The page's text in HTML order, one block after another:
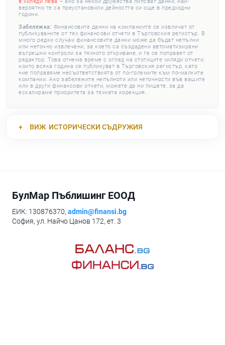
в хиляди лева – ако за някои дружества липсват данни, най-
вероятно те са преустановили дейността си още в предходни
години.
Забележка: Финансовите данни на компаниите се извличат от
публикуваните от тях финансови отчети в Търговския регистър. В
много редки случаи финансовите данни може да бъдат непълни
или неточно извлечени, за което са създадени автоматизирани
вътрешни контроли за тяхното откриване, и те се поправят от
редактор. Това отнема време с оглед на стотиците хиляди отчети,
които всяка година се публикуват в Търговския регистър, като
ние поправяме несъответствията от по-големите към по-малките
компании. Ако забележите непълноти или неточности във вашите
или в други финансови отчети, можете да ни пишете, за да
ескалираме приоритета за тяхната корекция.
ВИЖ ИСТОРИЧЕСКИ СЪДРУЖИЯ
БулМар Пъблишинг ЕООД
ЕИК: 130876370, admin@finansi.bg
София, ул. Найчо Цанов 172, ет. 3